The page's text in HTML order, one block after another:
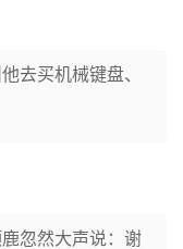
去买机械键盘、
忽然大声说：谢